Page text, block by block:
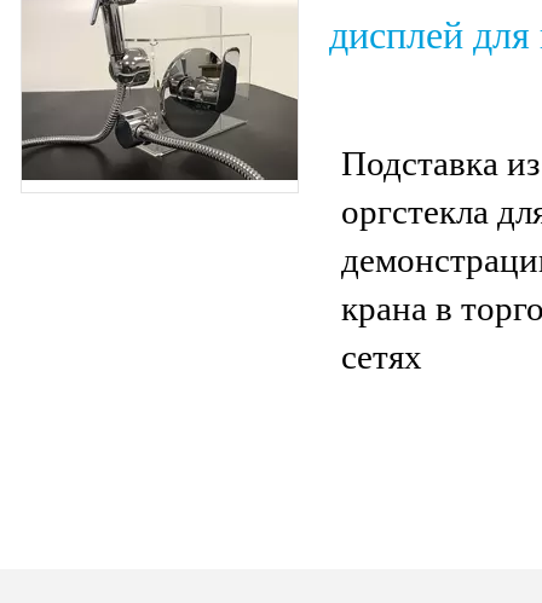
дисплей для
Подставка из
оргстекла
крана в
сетях